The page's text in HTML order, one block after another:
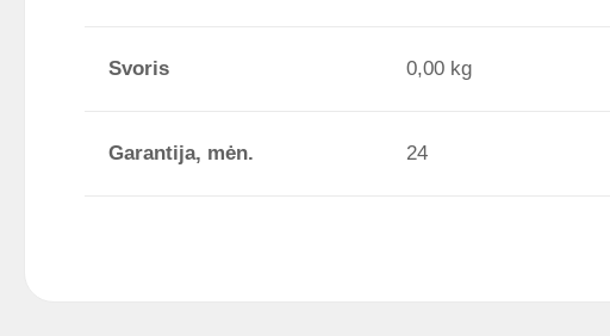
Svoris 0,00 kg
Garantija, mėn. 24